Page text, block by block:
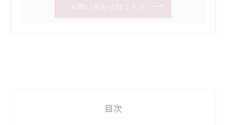
お問い合わせはこちら
目次